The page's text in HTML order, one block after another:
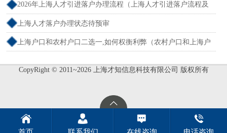
标）
2026年上海人才引进落户办理流程（上海人才引进落户流程及
所需时间）
上海人才落户办理状态待预审
上海户口和农村户口二选一,如何权衡利弊（农村户口和上海户
CopyRight © 2011~2026 上海才知信息科技有限公司 版权所有